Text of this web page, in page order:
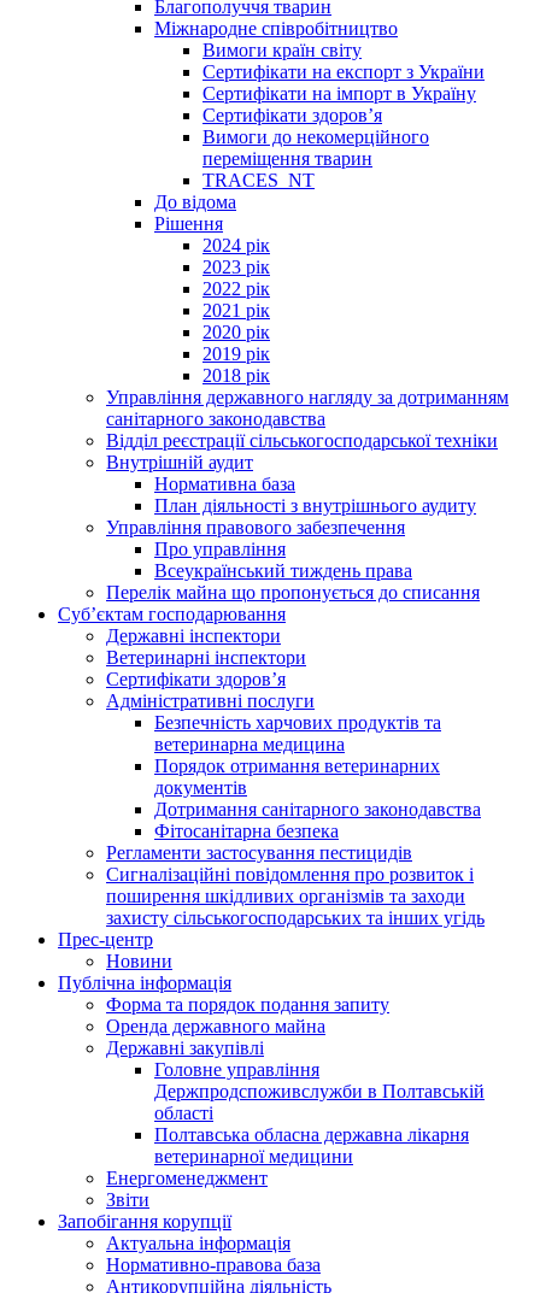
Благополуччя тварин
Міжнародне співробітництво
Вимоги країн світу
Сертифікати на експорт з України
Сертифікати на імпорт в Україну
Сертифікати здоров’я
Вимоги до некомерційного
переміщення тварин
TRACES_NT
До відома
Рішення
2024 рік
2023 рік
2022 рік
2021 рік
2020 рік
2019 рік
2018 рік
Управління державного нагляду за дотриманням
санітарного законодавства
Відділ реєстрації сільськогосподарської техніки
Внутрішній аудит
Нормативна база
План діяльності з внутрішнього аудиту
Управління правового забезпечення
Про управління
Всеукраїнський тиждень права
Перелік майна що пропонується до списання
Суб’єктам господарювання
Державні інспектори
Ветеринарні інспектори
Сертифікати здоров’я
Адміністративні послуги
Безпечність харчових продуктів та
ветеринарна медицина
Порядок отримання ветеринарних
документів
Дотримання санітарного законодавства
Фітосанітарна безпека
Регламенти застосування пестицидів
Сигналізаційні повідомлення про розвиток і
поширення шкідливих організмів та заходи
захисту сільськогосподарських та інших угідь
Прес-центр
Новини
Публічна інформація
Форма та порядок подання запиту
Оренда державного майна
Державні закупівлі
Головне управління
Держпродспоживслужби в Полтавській
області
Полтавська обласна державна лікарня
ветеринарної медицини
Енергоменеджмент
Звіти
Запобігання корупції
Актуальна інформація
Нормативно-правова база
Антикорупційна діяльність